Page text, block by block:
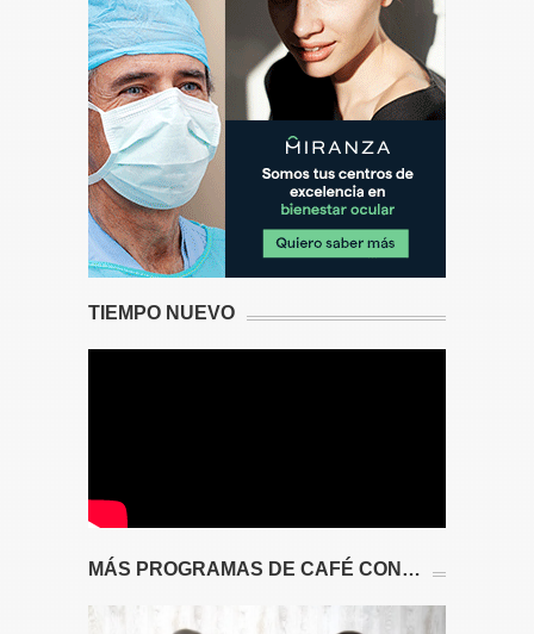
TIEMPO NUEVO
MÁS PROGRAMAS DE CAFÉ CON…